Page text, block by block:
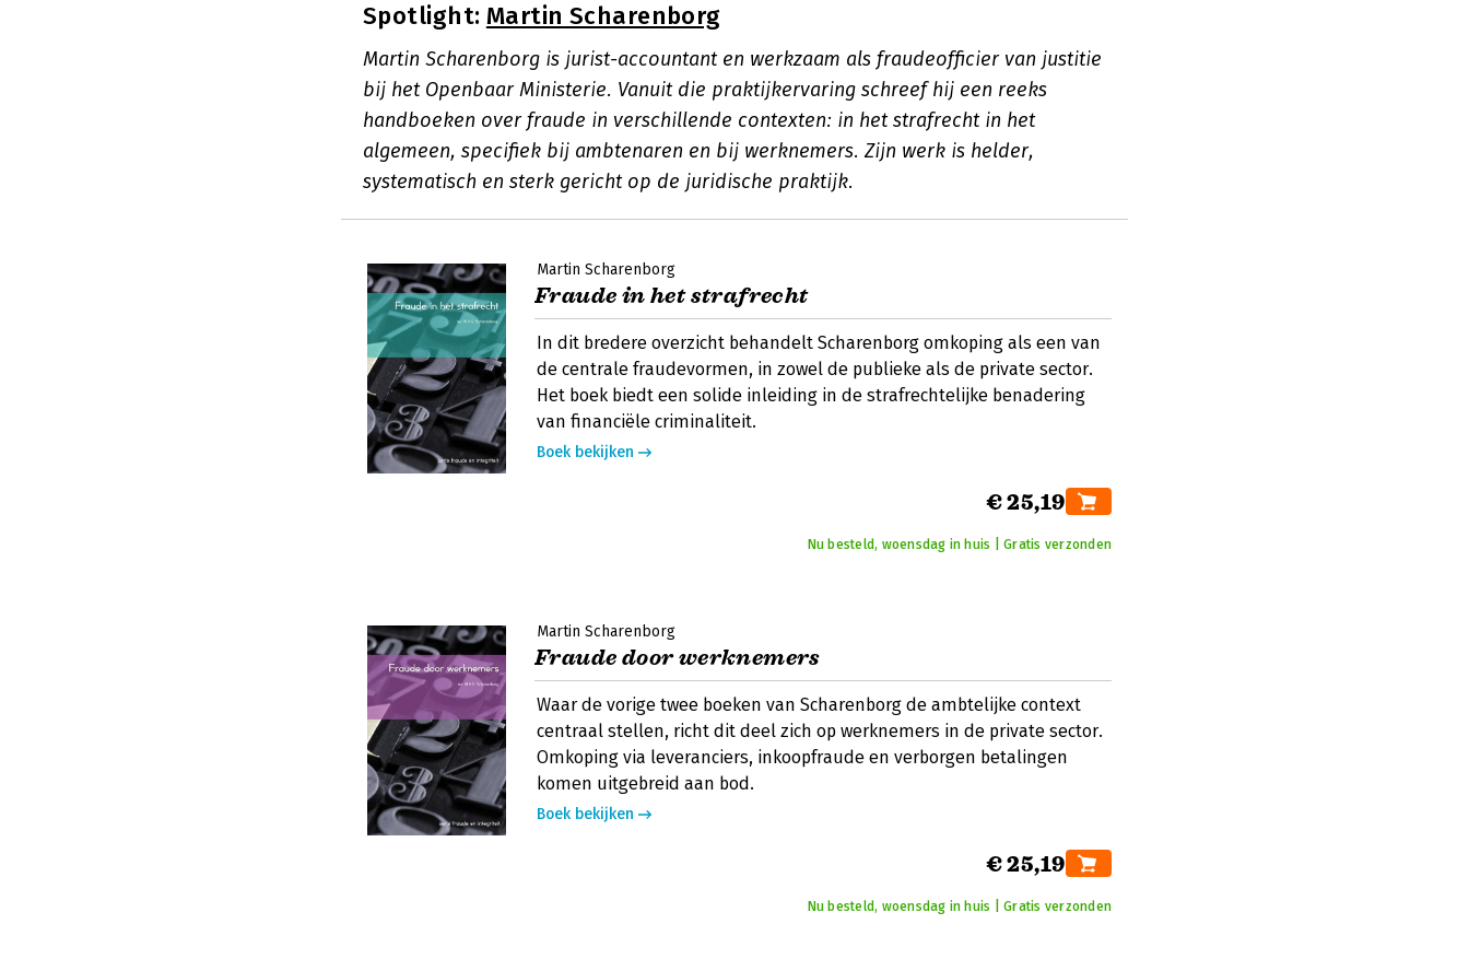
Spotlight: Martin Scharenborg
Martin Scharenborg is jurist-accountant en werkzaam als fraudeofficier van justitie
bij het Openbaar Ministerie. Vanuit die praktijkervaring schreef hij een reeks
handboeken over fraude in verschillende contexten: in het strafrecht in het
algemeen, specifiek bij ambtenaren en bij werknemers. Zijn werk is helder,
systematisch en sterk gericht op de juridische praktijk.
Martin Scharenborg
Fraude in het strafrecht
In dit bredere overzicht behandelt Scharenborg omkoping als een van
de centrale fraudevormen, in zowel de publieke als de private sector.
Het boek biedt een solide inleiding in de strafrechtelijke benadering
van financiële criminaliteit.
Boek bekijken
€ 25,19
Nu besteld, woensdag in huis | Gratis verzonden
Martin Scharenborg
Fraude door werknemers
Waar de vorige twee boeken van Scharenborg de ambtelijke context
centraal stellen, richt dit deel zich op werknemers in de private sector.
Omkoping via leveranciers, inkoopfraude en verborgen betalingen
komen uitgebreid aan bod.
Boek bekijken
€ 25,19
Nu besteld, woensdag in huis | Gratis verzonden